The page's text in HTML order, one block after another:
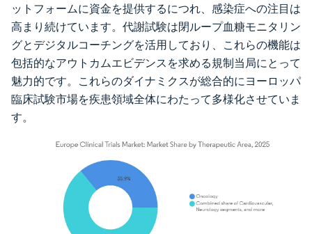
ットフォームに資金を提供するにつれ、感染症への注目は
高まり続けています。代謝試験は閉ループ血糖モニタリン
グとデジタルコーチングを活用しており、これらの機能は
包括的なアウトカムエビデンスを求める規制当局にとって
魅力的です。これらのダイナミクスが総合的にヨーロッパ
臨床試験市場を疾患領域全体にわたって多様化させていま
す。